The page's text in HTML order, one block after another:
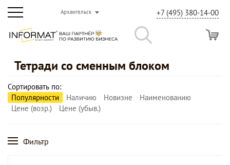
Архангельск +7 (495) 380-14-00
Тетради со сменным блоком
Сортировать по:
Популярности
Наличию Новизне
Наименованию
Цене (возр.)
Цене (убыв.)
Фильтр